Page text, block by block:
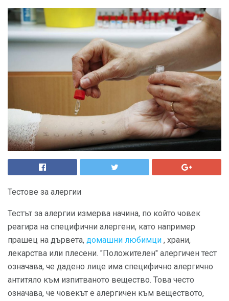
Тестове за алергии
Тестът за алергии измерва начина, по който човек
реагира на специфични алергени, като например
прашец на дървета, домашни любимци , храни,
лекарства или плесени. "Положителен" алергичен тест
означава, че дадено лице има специфично алергично
антитяло към изпитваното вещество. Това често
означава, че човекът е алергичен към веществото,